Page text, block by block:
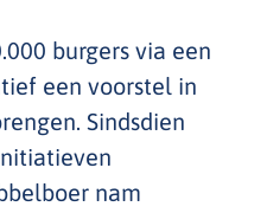
burgers via een
een voorstel in
Sindsdien
nam